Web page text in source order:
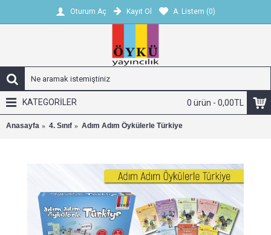
Oturum Aç Kayıt Ol A. Listem (0)
0 ürün - 0,00TL
KATEGORİLER
Anasayfa 4. Sınıf Adım Adım Öykülerle Türkiye